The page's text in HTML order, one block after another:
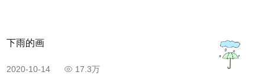
下雨的画
2020-10-14 17.3万